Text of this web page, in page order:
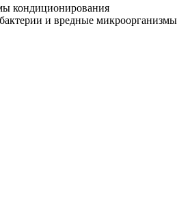
и вредные микроорганизмы